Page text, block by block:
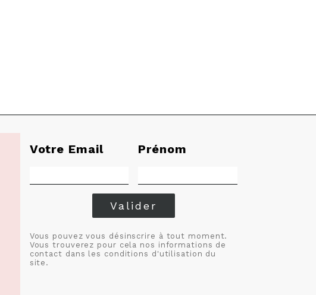
Votre Email Prénom
Valider
Vous pouvez vous désinscrire à tout moment.
Vous trouverez pour cela nos informations de
contact dans les conditions d'utilisation du
site.